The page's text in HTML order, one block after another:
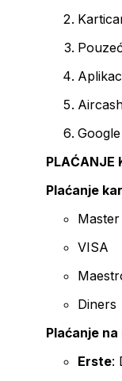
PLAĆANJE
Plaćanje
VISA
Diners
Plaćanje
Erste: